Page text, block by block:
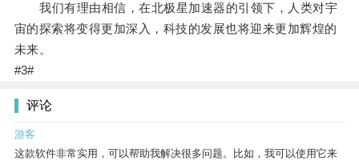
我们有理由相信，在北极星加速器的引领下，人类对宇
宙的探索将变得更加深入，科技的发展也将迎来更加辉煌的
未来。
#3#
评论
游客
这款软件非常实用，可以帮助我解决很多问题。比如，我可以使用它来